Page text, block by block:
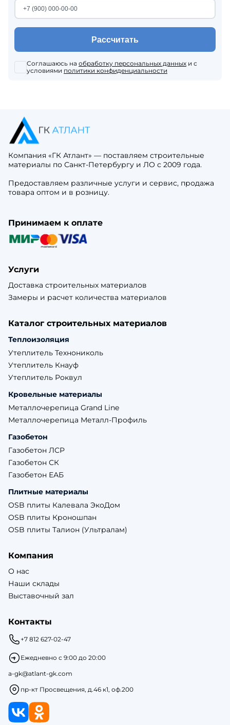
Рассчитать
Соглашаюсь на обработку персональных данных и с
условиями политики конфиденциальности
Компания «ГК Атлант» — поставляем строительные
материалы по Санкт-Петербургу и ЛО с 2009 года.
Предоставляем различные услуги и сервис, продажа
товара оптом и в розницу.
Принимаем к оплате
Услуги
Доставка строительных материалов
Замеры и расчет количества материалов
Каталог строительных материалов
Теплоизоляция
Утеплитель Технониколь
Утеплитель Кнауф
Утеплитель Роквул
Кровельные материалы
Металлочерепица Grand Line
Металлочерепица Металл-Профиль
Газобетон
Газобетон ЛСР
Газобетон СК
Газобетон ЕАБ
Плитные материалы
OSB плиты Калевала ЭкоДом
OSB плиты Кроношпан
OSB плиты Талион (Ультралам)
Компания
О нас
Наши склады
Выставочный зал
Контакты
+7 812 627-02-47
Ежедневно с 9:00 до 20:00
a-gk@atlant-gk.com
пр-кт Просвещения, д.46 к1, оф.200